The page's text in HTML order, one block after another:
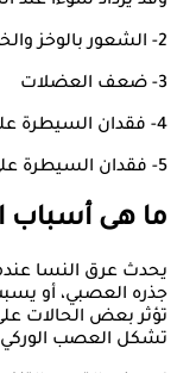
2- الشعور بالوخز والخدر
3- ضعف العضلات
4- فقدان السيطرة على المثانة
5- فقدان السيطرة على الأمعاء
ما هى أسباب
يحدث عرق النسا
جذره العصبي، أو
تؤثر بعض الحالات
تشكل العصب